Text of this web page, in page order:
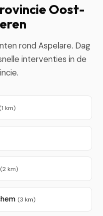
Oost-
rond Aspelare. Dag
interventies in de
(1 km)
(2 km)
(3 km)